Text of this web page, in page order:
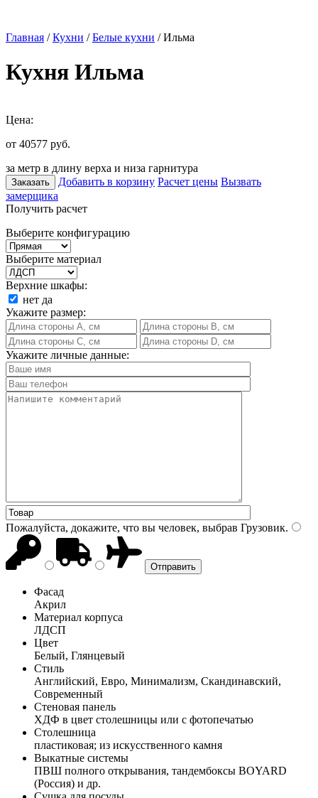
Главная /Кухни /Белые кухни / Ильма
Кухня Ильма
Цена:
от 40577 руб.
за метр в длину верха и низа гарнитура
Заказать Добавить в корзину Расчет цены Вызвать
замерщика
Получить расчет
Выберите конфигурацию
Выберите материал
Верхние шкафы:
нет да
Укажите размер:
Укажите личные данные:
Пожалуйста, докажите, что вы человек, выбрав Грузовик.
Фасад
Акрил
Материал корпуса
ЛДСП
Цвет
Белый, Глянцевый
Стиль
Английский, Евро, Минимализм, Скандинавский,
Современный
Стеновая панель
ХДФ в цвет столешницы или с фотопечатью
Столешница
пластиковая; из искусственного камня
Выкатные системы
ПВШ полного открывания, тандембоксы BOYARD
(Россия) и др.